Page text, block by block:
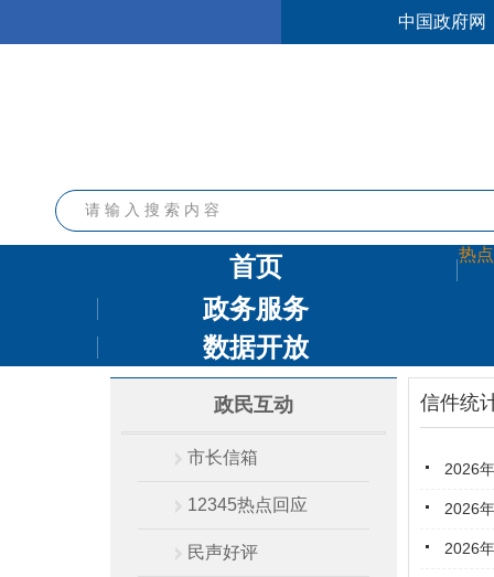
中国政府网
热
首页
政务服务
数据开放
政民互动
市长信箱
12345热点回应
民声好评
信件统
2026
2026
2026